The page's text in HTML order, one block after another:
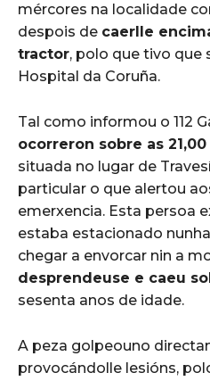
mércores na localidade
despois de caerlle
tractor, polo que tivo que
Hospital da Coruña.
Tal como informou o 112
ocorreron sobre as 21,00
situada no lugar de
particular o que alertou
emerxencia. Esta persoa
estaba estacionado
chegar a envorcar nin a
desprendeuse e caeu
sesenta anos de idade.
A peza golpeouno
provocándolle lesións,